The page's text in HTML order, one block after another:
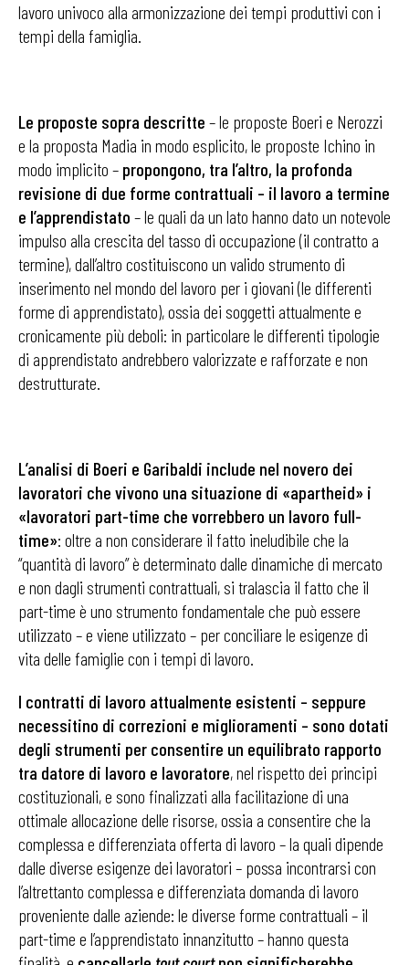
lavoro univoco alla armonizzazione dei tempi produttivi con i
tempi della famiglia.
Le proposte sopra descritte – le proposte Boeri e Nerozzi
e la proposta Madia in modo esplicito, le proposte Ichino in
modo implicito – propongono, tra l’altro, la profonda
revisione di due forme contrattuali – il lavoro a termine
e l’apprendistato – le quali da un lato hanno dato un notevole
impulso alla crescita del tasso di occupazione (il contratto a
termine), dall’altro costituiscono un valido strumento di
inserimento nel mondo del lavoro per i giovani (le differenti
forme di apprendistato), ossia dei soggetti attualmente e
cronicamente più deboli: in particolare le differenti tipologie
di apprendistato andrebbero valorizzate e rafforzate e non
destrutturate.
L’analisi di Boeri e Garibaldi include nel novero dei
lavoratori che vivono una situazione di «apartheid» i
«lavoratori part-time che vorrebbero un lavoro full-
time»: oltre a non considerare il fatto ineludibile che la
“quantità di lavoro” è determinato dalle dinamiche di mercato
e non dagli strumenti contrattuali, si tralascia il fatto che il
part-time è uno strumento fondamentale che può essere
utilizzato – e viene utilizzato – per conciliare le esigenze di
vita delle famiglie con i tempi di lavoro.
I contratti di lavoro attualmente esistenti – seppure
necessitino di correzioni e miglioramenti – sono dotati
degli strumenti per consentire un equilibrato rapporto
tra datore di lavoro e lavoratore, nel rispetto dei principi
costituzionali, e sono finalizzati alla facilitazione di una
ottimale allocazione delle risorse, ossia a consentire che la
complessa e differenziata offerta di lavoro – la quali dipende
dalle diverse esigenze dei lavoratori – possa incontrarsi con
l’altrettanto complessa e differenziata domanda di lavoro
proveniente dalle aziende: le diverse forme contrattuali – il
part-time e l’apprendistato innanzitutto – hanno questa